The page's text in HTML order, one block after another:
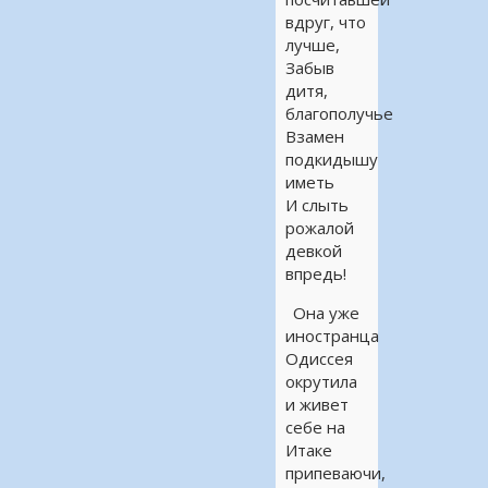
вдруг, что
лучше,
Забыв
дитя,
благополучье
Взамен
подкидышу
иметь
И слыть
рожалой
девкой
впредь!
Она уже
иностранца
Одиссея
окрутила
и живет
себе на
Итаке
припеваючи,